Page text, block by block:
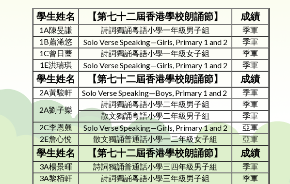
學生姓名 【第七十二屆香港學校朗誦節】 成績
1A陳旻謙 詩詞獨誦粵語小學一年級男子組
季軍
1B蕭浠悠
Solo Verse Speaking—Girls, Primary 1 and 2
季軍
1C曾日蕎
詩詞獨誦粵語小學一年級女子組
季軍
1E洪瑞琪
Solo Verse Speaking—Girls, Primary 1 and 2 季軍
學生姓名 【第七十二屆香港學校朗誦節】 成績
2A黃駿軒 Solo Verse Speaking—Boys, Primary 1 and 2
季軍
2A劉子樂
詩詞獨誦粵語小學二年級男子組
季軍
散文獨誦粵語小學二年級男子組
季軍
2C李恩翹
Solo Verse Speaking—Girls, Primary 1 and 2
亞軍
2E詹心悅
散文獨誦普通話小學一二年級女子組 亞軍
學生姓名 【第七十二屆香港學校朗誦節】 成績
3A楊景暉 詩詞獨誦普通話小學三四年級男子組
季軍
3A黎栢軒
詩詞獨誦粵語小學三年級男子組
季軍